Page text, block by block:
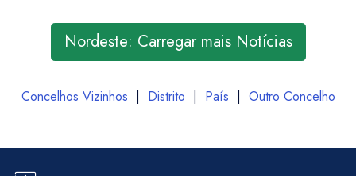
Nordeste: Carregar mais Notícias
Concelhos Vizinhos | Distrito | País | Outro Concelho